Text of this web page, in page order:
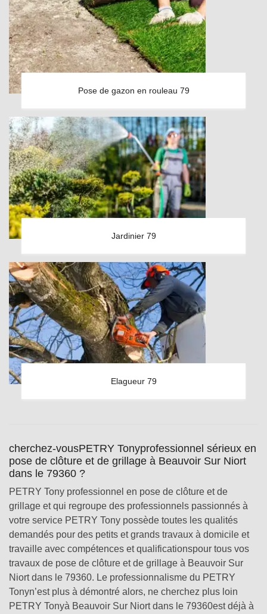
Pose de gazon en rouleau 79
Jardinier 79
Elagueur 79
cherchez-vousPETRY Tonyprofessionnel sérieux en
pose de clôture et de grillage à Beauvoir Sur Niort
dans le 79360 ?
PETRY Tony professionnel en pose de clôture et de
grillage et qui regroupe des professionnels passionnés à
votre service PETRY Tony possède toutes les qualités
demandés pour des petits et grands travaux à domicile et
travaille avec compétences et qualificationspour tous vos
travaux de pose de clôture et de grillage à Beauvoir Sur
Niort dans le 79360. Le professionnalisme du PETRY
Tonyn’est plus à démontré alors, ne cherchez plus loin
PETRY Tonyà Beauvoir Sur Niort dans le 79360est déjà à